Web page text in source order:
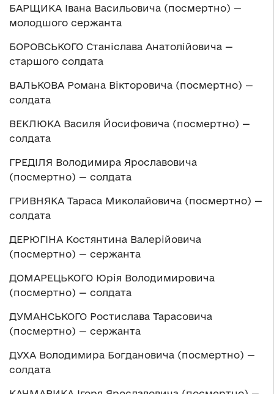
БАРЩИКА Івана Васильовича (посмертно) —
молодшого сержанта
БОРОВСЬКОГО Станіслава Анатолійовича —
старшого солдата
ВАЛЬКОВА Романа Вікторовича (посмертно) —
солдата
ВЕКЛЮКА Василя Йосифовича (посмертно) —
солдата
ГРЕДІЛЯ Володимира Ярославовича
(посмертно) — солдата
ГРИВНЯКА Тараса Миколайовича (посмертно) —
солдата
ДЕРЮГІНА Костянтина Валерійовича
(посмертно) — сержанта
ДОМАРЕЦЬКОГО Юрія Володимировича
(посмертно) — солдата
ДУМАНСЬКОГО Ростислава Тарасовича
(посмертно) — сержанта
ДУХА Володимира Богдановича (посмертно) —
солдата